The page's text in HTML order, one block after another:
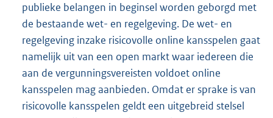
publieke belangen in beginsel worden geborgd met
de bestaande wet- en regelgeving. De wet- en
regelgeving inzake risicovolle online kansspelen gaat
namelijk uit van een open markt waar iedereen die
aan de vergunningsvereisten voldoet online
kansspelen mag aanbieden. Omdat er sprake is van
risicovolle kansspelen geldt een uitgebreid stelsel